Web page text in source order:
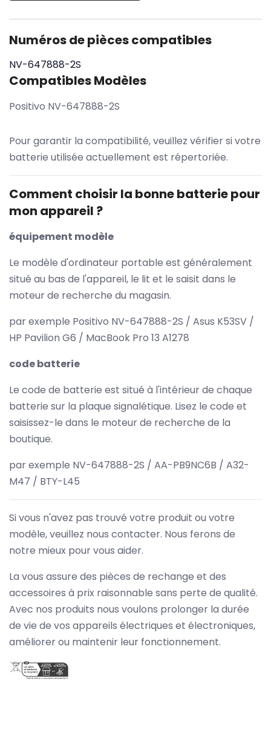
Numéros de pièces compatibles
NV-647888-2S
Compatibles Modèles
Positivo NV-647888-2S
Pour garantir la compatibilité, veuillez vérifier si votre
batterie utilisée actuellement est répertoriée.
Comment choisir la bonne batterie pour
mon appareil ?
équipement modèle
Le modèle d'ordinateur portable est généralement
situé au bas de l'appareil, le lit et le saisit dans le
moteur de recherche du magasin.
par exemple Positivo NV-647888-2S / Asus K53SV /
HP Pavilion G6 / MacBook Pro 13 A1278
code batterie
Le code de batterie est situé à l'intérieur de chaque
batterie sur la plaque signalétique. Lisez le code et
saisissez-le dans le moteur de recherche de la
boutique.
par exemple NV-647888-2S / AA-PB9NC6B / A32-
M47 / BTY-L45
Si vous n'avez pas trouvé votre produit ou votre
modèle, veuillez nous contacter. Nous ferons de
notre mieux pour vous aider.
La vous assure des pièces de rechange et des
accessoires à prix raisonnable sans perte de qualité.
Avec nos produits nous voulons prolonger la durée
de vie de vos appareils électriques et électroniques,
améliorer ou maintenir leur fonctionnement.